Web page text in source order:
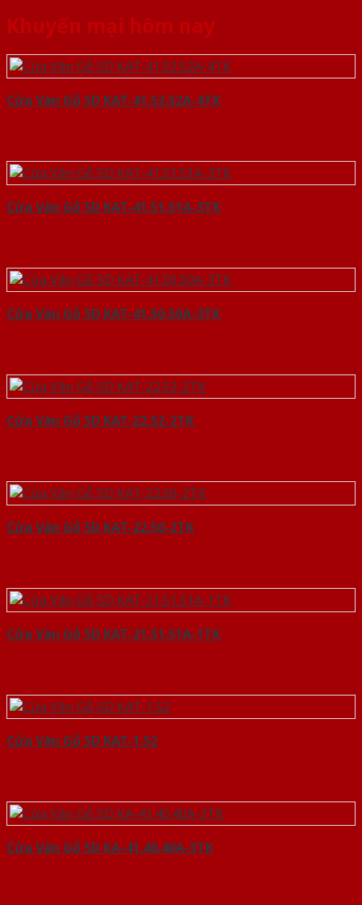
Khuyến mại hôm nay
Cửa Vân Gỗ 5D KAT-41.52.52A-4TK
Cửa Vân Gỗ 5D KAT-41.51.51A-3TK
Cửa Vân Gỗ 5D KAT-41.50.50A-3TK
Cửa Vân Gỗ 5D KAT-22.52-2TK
Cửa Vân Gỗ 5D KAT-22.50-2TK
Cửa Vân Gỗ 5D KAT-21.51.51A-1TK
Cửa Vân Gỗ 5D KAT-1.52
Cửa Vân Gỗ 5D KA-41.40.40A-3TK